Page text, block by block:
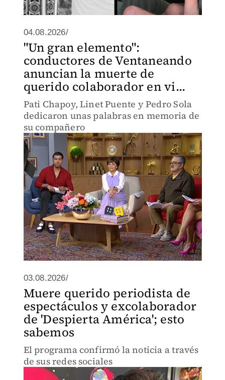
04.08.2026/
"Un gran elemento":
conductores de Ventaneando
anuncian la muerte de
querido colaborador en vi...
Pati Chapoy, Linet Puente y Pedro Sola
dedicaron unas palabras en memoria de
su compañero
03.08.2026/
Muere querido periodista de
espectáculos y excolaborador
de 'Despierta América'; esto
sabemos
El programa confirmó la noticia a través
de sus redes sociales